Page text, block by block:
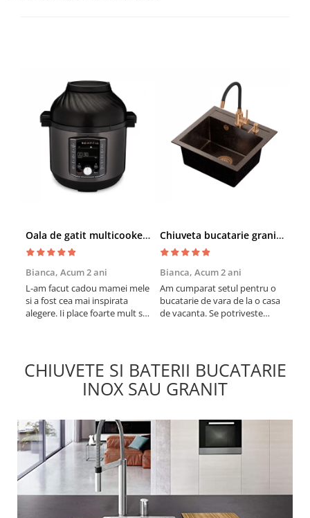
Oala de gatit multicooker 11 functii Instant Pot Pro Crisp 8 + Air Fryer 7.6 lt
Bianca, Acum 2 ani
L-am facut cadou mamei mele
si a fost cea mai inspirata
alegere. Ii place foarte mult sa
gandesc serios sa imi cumpar
si eu! Recomand mult !
Chiuveta bucatarie granit cu finisaj negru perlat/cupru Steingran Art Copper cu dozator si baterie Quadron
Bianca, Acum 2 ani
Am cumparat setul pentru o
bucatarie de vara de la o casa
de vacanta. Se potriveste
recomand cu drag !
CHIUVETE SI BATERII BUCATARIE
INOX SAU GRANIT